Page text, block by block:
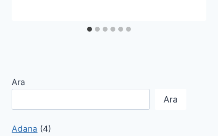
Ara
Ara
Adana (4)